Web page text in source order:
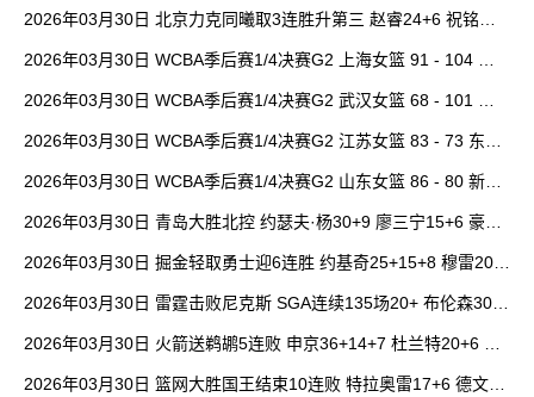
2026年03月30日 北京力克同曦取3连胜升第三 赵睿24+6 祝铭震1
2026年03月30日 WCBA季后赛1/4决赛G2 上海女篮 91 - 104 四
2026年03月30日 WCBA季后赛1/4决赛G2 武汉女篮 68 - 101 山
2026年03月30日 WCBA季后赛1/4决赛G2 江苏女篮 83 - 73 东莞
2026年03月30日 WCBA季后赛1/4决赛G2 山东女篮 86 - 80 新疆
2026年03月30日 青岛大胜北控 约瑟夫·杨30+9 廖三宁15+6 豪斯
2026年03月30日 掘金轻取勇士迎6连胜 约基奇25+15+8 穆雷20+
2026年03月30日 雷霆击败尼克斯 SGA连续135场20+ 布伦森30分
2026年03月30日 火箭送鹈鹕5连败 申京36+14+7 杜兰特20+6 锡
2026年03月30日 篮网大胜国王结束10连败 特拉奥雷17+6 德文·